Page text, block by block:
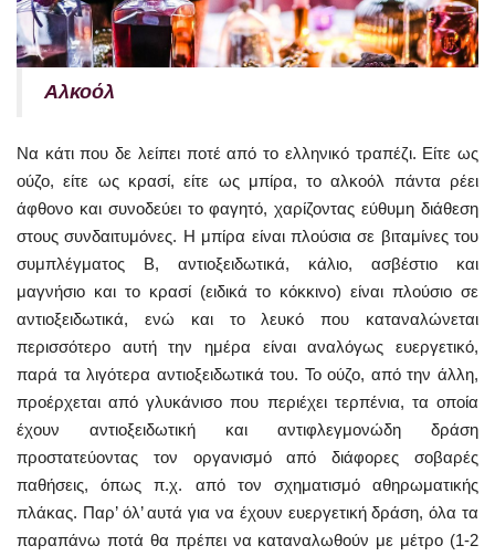
Αλκοόλ
Να κάτι που δε λείπει ποτέ από το ελληνικό τραπέζι. Είτε ως
ούζο, είτε ως κρασί, είτε ως μπίρα, το αλκοόλ πάντα ρέει
άφθονο και συνοδεύει το φαγητό, χαρίζοντας εύθυμη διάθεση
στους συνδαιτυμόνες. Η μπίρα είναι πλούσια σε βιταμίνες του
συμπλέγματος Β, αντιοξειδωτικά, κάλιο, ασβέστιο και
μαγνήσιο και το κρασί (ειδικά το κόκκινο) είναι πλούσιο σε
αντιοξειδωτικά, ενώ και το λευκό που καταναλώνεται
περισσότερο αυτή την ημέρα είναι αναλόγως ευεργετικό,
παρά τα λιγότερα αντιοξειδωτικά του. Το ούζο, από την άλλη,
προέρχεται από γλυκάνισο που περιέχει τερπένια, τα οποία
έχουν αντιοξειδωτική και αντιφλεγμονώδη δράση
προστατεύοντας τον οργανισμό από διάφορες σοβαρές
παθήσεις, όπως π.χ. από τον σχηματισμό αθηρωματικής
πλάκας. Παρ’ όλ’ αυτά για να έχουν ευεργετική δράση, όλα τα
παραπάνω ποτά θα πρέπει να καταναλωθούν με μέτρο (1-2